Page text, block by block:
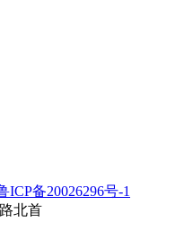
ICP备20026296号-1
北首